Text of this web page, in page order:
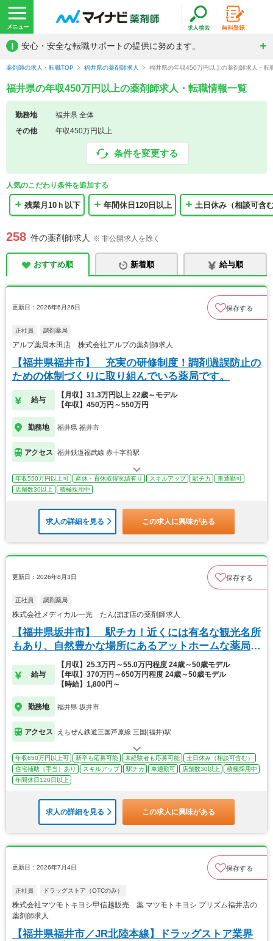
! 安心・安全な転職サポートの提供に努めます。
薬剤師の求人・転職TOP 福井県の薬剤師求人 福井県の年収450万円以上の薬剤師求人・転
福井県の年収450万円以上の薬剤師求人・転職情報一覧
勤務地
福井県 全体
その他
年収450万円以上
条件を変更する
人気のこだわり条件を追加する
残業月10ｈ以下 年間休日120日以上 土日休み（相談可含
258 件の薬剤師求人 ※ 非公開求人を除く
おすすめ順 新着順 給与順
更新日：2026年6月26日 保存する
正社員 調剤薬局
アルプ薬局木田店 株式会社アルプの薬剤師求人
【福井県福井市】 充実の研修制度！調剤過誤防止の
ための体制づくりに取り組んでいる薬局です。
給与
【月収】31.3万円以上 22歳～モデル
【年収】450万円～550万円
勤務地 福井県 福井市
アクセス 福井鉄道福武線 赤十字前駅
年収550万円以上可 産休・育休取得実績有り スキルアップ 駅チカ
車通勤可
店舗数30以上
積極採用中
求人の詳細を見る この求人に興味がある
更新日：2026年8月3日 保存する
正社員 調剤薬局
株式会社メディカル一光 たんぽぽ店の薬剤師求人
【福井県坂井市】 駅チカ！近くには有名な観光名所
もあり、自然豊かな場所にあるアットホームな薬局で
給与
【月収】25.3万円～55.0万円程度 24歳～50歳モデル
【年収】370万円～650万円程度 24歳～50歳モデル
【時給】1,800円～
勤務地 福井県 坂井市
アクセス えちぜん鉄道三国芦原線 三国(福井)駅
年収650万円以上可 新卒も応募可能 未経験者も応募可能
土日休み（相談可含む）
住宅補助（手当）あり
スキルアップ 駅チカ 車通勤可 店舗数30以上
積極採用中
年間休日120日以上
求人の詳細を見る この求人に興味がある
更新日：2026年7月4日 保存する
正社員 ドラッグストア（OTCのみ）
株式会社マツモトキヨシ甲信越販売 薬 マツモトキヨシ プリズム福井店の
薬剤師求人
【福井県福井市／JR北陸本線】ドラッグストア業界